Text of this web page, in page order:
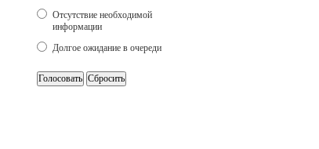
Отсутствие необходимой
информации
Долгое ожидание в очереди